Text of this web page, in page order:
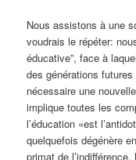
Nous assistons à une
voudrais le répéter:
éducative”, face à
des générations
nécessaire une
implique toutes les
l’éducation «est
quelquefois dégénère
primat de